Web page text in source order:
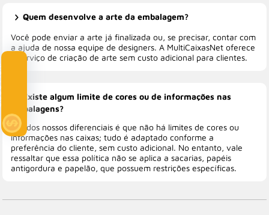
Quem desenvolve a arte da embalagem?
Você pode enviar a arte já finalizada ou, se precisar, contar com
a ajuda de nossa equipe de designers. A MultiCaixasNet oferece
o serviço de criação de arte sem custo adicional para clientes.
Existe algum limite de cores ou de informações nas
embalagens?
Um dos nossos diferenciais é que não há limites de cores ou
informações nas caixas; tudo é adaptado conforme a
preferência do cliente, sem custo adicional. No entanto, vale
ressaltar que essa política não se aplica a sacarias, papéis
antigordura e papelão, que possuem restrições específicas.